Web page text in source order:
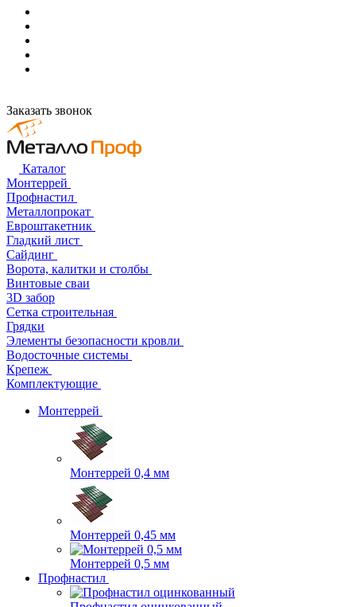
Заказать звонок
Каталог
Монтеррей
Профнастил
Металлопрокат
Евроштакетник
Гладкий лист
Сайдинг
Ворота, калитки и столбы
Винтовые сваи
3D забор
Сетка строительная
Грядки
Элементы безопасности кровли
Водосточные системы
Крепеж
Комплектующие
Монтеррей
Монтеррей 0,4 мм
Монтеррей 0,45 мм
Монтеррей 0,5 мм
Профнастил